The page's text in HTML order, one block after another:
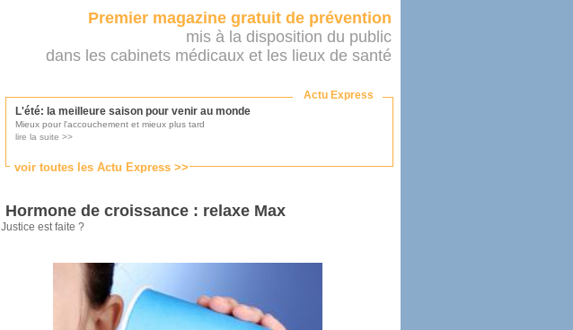
Premier magazine gratuit de prévention
mis à la disposition du public
dans les cabinets médicaux et les lieux de santé
Actu Express
voir toutes les Actu Express >>
L'été: la meilleure saison pour venir au monde
Mieux pour l'accouchement et mieux plus tard
lire la suite >>
Consultés par l'Ordre des médecins, pas par le ministère...
lire la suite >>
Une campagne de pub pour aimer son médecin
La pub au service des praticiens?
Hormone de croissance : relaxe Max
Justice est faite ?